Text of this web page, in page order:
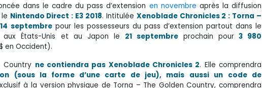
dans le cadre du pass d’extension en novembre après la diffusion
Nintendo Direct : E3 2018. Intitulée Xenoblade Chronicles 2 : Torna –
14 septembrepour les possesseurs du pass d’extension partout dans le
aux États-Unis et au Japon le 21 septembreprochain pour3 980
en Occident).
Country ne contiendra pas Xenoblade Chronicles 2. Elle comprendra
(sous la forme d’une carte de jeu), mais aussi un code de
à la version physique de Torna – The Golden Country, comprendra